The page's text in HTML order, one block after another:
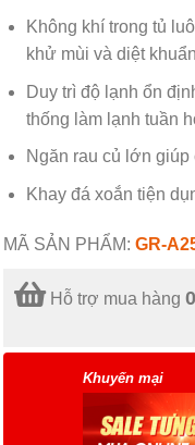
Không khí trong tủ
khử mùi và diệt
Duy trì độ lạnh ổn
thống làm lạnh tuần
Ngăn rau củ lớn
Khay đá xoắn tiện
MÃ SẢN PHẨM: GR-
Hỗ trợ mua hàng
Khuyến mại